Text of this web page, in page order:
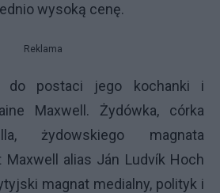
wysoką cenę.
Reklama
do postaci jego kochanki i
Maxwell. Żydówka, córka
żydowskiego magnata
Maxwell alias Ján Ludvík Hoch
magnat medialny, polityk i